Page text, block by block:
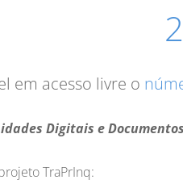
em acesso livre o
Digitais e
TraPrInq: